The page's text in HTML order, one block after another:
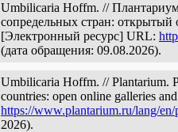
Umbilicaria Hoffm. //
сопредельных стран: открытый
[Электронный ресурс] URL:
(дата обращения: 09.08.2026).
Umbilicaria Hoffm. // Plantarium.
countries: open online galleries
https://www.plantarium.ru/lang/
2026).